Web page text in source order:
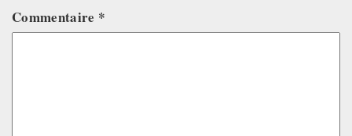
Commentaire *